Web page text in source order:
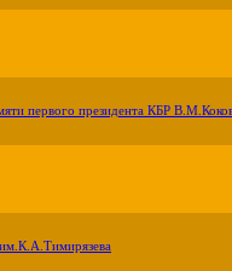
первого президента КБР
им.К.А.Тимирязева